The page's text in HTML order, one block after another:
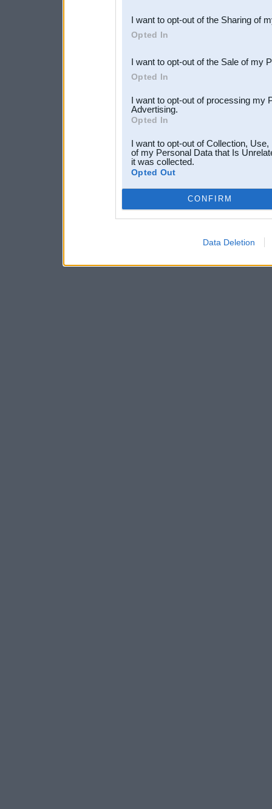
Downstream Participants
third parties.
I want to opt-out of the Sharing of
Opted In
I want to opt-out of the Sale of my
Opted In
I want to opt-out of processing my
Advertising.
Opted In
I want to opt-out of Collection,
of my Personal Data that Is
it was collected.
Opted Out
CONFIRM
Data Deletion